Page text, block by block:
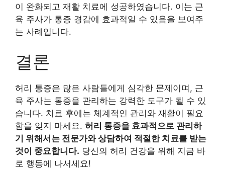
이 완화되고 재활 치료에 성공하였습니다. 이는 근
육 주사가 통증 경감에 효과적일 수 있음을 보여주
는 사례입니다.
결론
허리 통증은 많은 사람들에게 심각한 문제이며, 근
육 주사는 통증을 관리하는 강력한 도구가 될 수 있
습니다. 치료 후에는 체계적인 관리와 재활이 필요
함을 잊지 마세요. 허리 통증을 효과적으로 관리하
기 위해서는 전문가와 상담하여 적절한 치료를 받는
것이 중요합니다. 당신의 허리 건강을 위해 지금 바
로 행동에 나서세요!